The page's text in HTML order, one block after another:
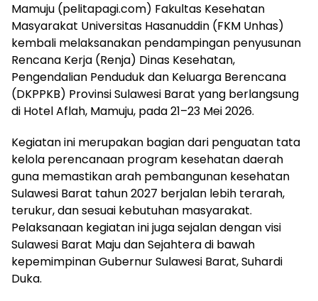
Mamuju (pelitapagi.com) Fakultas Kesehatan
Masyarakat Universitas Hasanuddin (FKM Unhas)
kembali melaksanakan pendampingan penyusunan
Rencana Kerja (Renja) Dinas Kesehatan,
Pengendalian Penduduk dan Keluarga Berencana
(DKPPKB) Provinsi Sulawesi Barat yang berlangsung
di Hotel Aflah, Mamuju, pada 21–23 Mei 2026.
Kegiatan ini merupakan bagian dari penguatan tata
kelola perencanaan program kesehatan daerah
guna memastikan arah pembangunan kesehatan
Sulawesi Barat tahun 2027 berjalan lebih terarah,
terukur, dan sesuai kebutuhan masyarakat.
Pelaksanaan kegiatan ini juga sejalan dengan visi
Sulawesi Barat Maju dan Sejahtera di bawah
kepemimpinan Gubernur Sulawesi Barat, Suhardi
Duka.